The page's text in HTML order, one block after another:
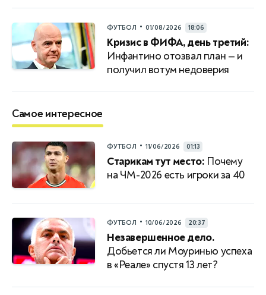
ФУТБОЛ • 01/08/2026 18:06
Кризис в ФИФА, день третий:
Инфантино отозвал план — и
получил вотум недоверия
Самое интересное
ФУТБОЛ • 11/06/2026 01:13
Старикам тут место: Почему
на ЧМ-2026 есть игроки за 40
ФУТБОЛ • 10/06/2026 20:37
Незавершенное дело.
Добьется ли Моуринью успеха
в «Реале» спустя 13 лет?